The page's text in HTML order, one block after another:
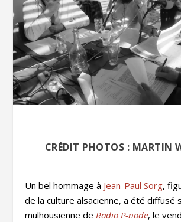
CRÉDIT PHOTOS : MARTIN
Un bel hommage à Jean-Paul Sorg,
de la culture alsacienne, a été diffusé
mulhousienne deRadio P-node, le